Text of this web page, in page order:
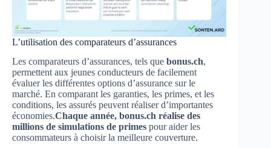
L’utilisation des comparateurs d’assurances
Les comparateurs d’assurances, tels que bonus.ch,
permettent aux jeunes conducteurs de facilement
évaluer les différentes options d’assurance sur le
marché. En comparant les garanties, les primes, et les
conditions, les assurés peuvent réaliser d’importantes
économies.Chaque année, bonus.ch réalise des
millions de simulations de primes pour aider les
consommateurs à choisir la meilleure couverture.